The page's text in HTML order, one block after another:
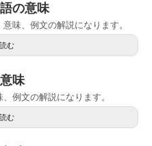
の意味
味、例文の解説になります。
む
味
例文の解説になります。
む